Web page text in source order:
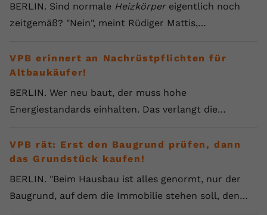
BERLIN. Sind normale Heizkörpereigentlich noch
zeitgemäß? "Nein", meint Rüdiger Mattis,…
VPB erinnert an Nachrüstpflichten für
Altbaukäufer!
BERLIN. Wer neu baut, der muss hohe
Energiestandards einhalten. Das verlangt die…
VPB rät: Erst den Baugrund prüfen, dann
das Grundstück kaufen!
BERLIN. "Beim Hausbau ist alles genormt, nur der
Baugrund, auf dem die Immobilie stehen soll, den…